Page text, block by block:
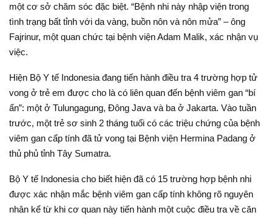
một cơ sở chăm sóc đặc biệt. “Bệnh nhi này nhập viện trong
tình trạng bất tỉnh với da vàng, buồn nôn và nôn mửa” – ông
Fajrinur, một quan chức tại bệnh viện Adam Malik, xác nhận vụ
việc.
Hiện Bộ Y tế Indonesia đang tiến hành điều tra 4 trường hợp tử
vong ở trẻ em được cho là có liên quan đến bệnh viêm gan “bí
ẩn”: một ở Tulungagung, Đông Java và ba ở Jakarta. Vào tuần
trước, một trẻ sơ sinh 2 tháng tuổi có các triệu chứng của bệnh
viêm gan cấp tính đã tử vong tại Bệnh viện Hermina Padang ở
thủ phủ tỉnh Tây Sumatra.
Bộ Y tế Indonesia cho biết hiện đã có 15 trường hợp bệnh nhi
được xác nhận mắc bệnh viêm gan cấp tính không rõ nguyên
nhân kể từ khi cơ quan này tiến hành một cuộc điều tra về căn